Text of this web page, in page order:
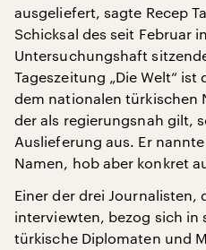
ausgeliefert, sagte Recep
Schicksal des seit Februar
Untersuchungshaft
Tageszeitung „Die Welt“
dem nationalen türkischen
der als regierungsnah gilt,
Auslieferung aus. Er
Namen, hob aber konkret
Einer der drei Journalisten,
interviewten, bezog sich in
türkische Diplomaten und